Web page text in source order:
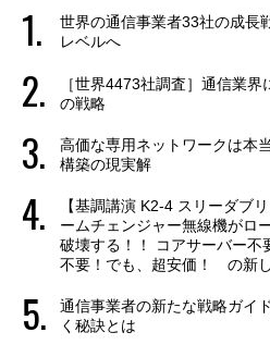
世界の通信事業者33社の成長
レベルへ
［世界4473社調査］通信業
の戦略
高価な専用ネットワークは本
構築の現実解
【基調講演 K2-4 スリーダブ
ームチェンジャー無線機がロ
破壊する！！ コアサーバー不
不要！でも、超安価！ の新
通信事業者の新たな戦略ガ
く秘訣とは